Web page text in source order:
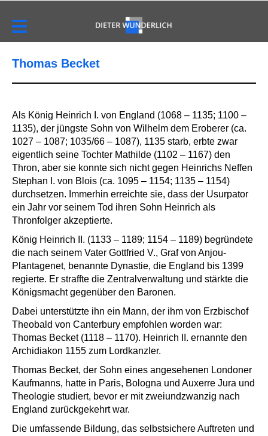
Thomas Becket
Als König Heinrich I. von England (1068 – 1135; 1100 –
1135), der jüngste Sohn von Wilhelm dem Eroberer (ca.
1027 – 1087; 1035/66 – 1087), 1135 starb, erbte zwar
eigentlich seine Tochter Mathilde (1102 – 1167) den
Thron, aber sie konnte sich nicht gegen Heinrichs Neffen
Stephan I. von Blois (ca. 1095 – 1154; 1135 – 1154)
durchsetzen. Immerhin erreichte sie, dass der Usurpator
ein Jahr vor seinem Tod ihren Sohn Heinrich als
Thronfolger akzeptierte.
König Heinrich II. (1133 – 1189; 1154 – 1189) begründete
die nach seinem Vater Gottfried V., Graf von Anjou-
Plantagenet, benannte Dynastie, die England bis 1399
regierte. Er straffte die Zentralverwaltung und stärkte die
Königsmacht gegenüber den Baronen.
Dabei unterstützte ihn ein Mann, der ihm von Erzbischof
Theobald von Canterbury empfohlen worden war:
Thomas Becket (1118 – 1170). Heinrich II. ernannte den
Archidiakon 1155 zum Lordkanzler.
Thomas Becket, der Sohn eines angesehenen Londoner
Kaufmanns, hatte in Paris, Bologna und Auxerre Jura und
Theologie studiert, bevor er mit zweiundzwanzig nach
England zurückgekehrt war.
Die umfassende Bildung, das selbstsichere Auftreten und